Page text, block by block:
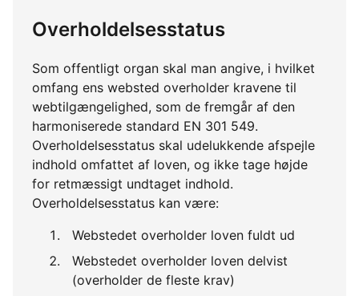
Overholdelsesstatus
Som offentligt organ skal man angive, i hvilket
omfang ens websted overholder kravene til
webtilgængelighed, som de fremgår af den
harmoniserede standard EN 301 549.
Overholdelsesstatus skal udelukkende afspejle
indhold omfattet af loven, og ikke tage højde
for retmæssigt undtaget indhold.
Overholdelsesstatus kan være:
Webstedet overholder loven fuldt ud
Webstedet overholder loven delvist
(overholder de fleste krav)